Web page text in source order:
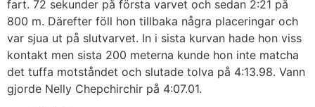
fart. 72 sekunder på första varvet och sedan 2:21 på
800 m. Därefter föll hon tillbaka några placeringar och
var sjua ut på slutvarvet. In i sista kurvan hade hon viss
kontakt men sista 200 meterna kunde hon inte matcha
det tuffa motståndet och slutade tolva på 4:13.98. Vann
gjorde Nelly Chepchirchir på 4:07.01.